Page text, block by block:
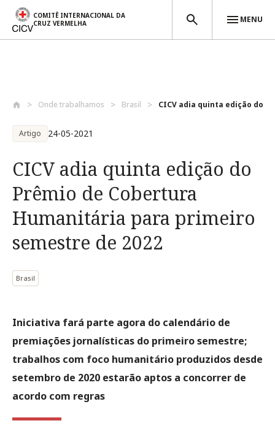
COMITÊ INTERNACIONAL DA
CRUZ VERMELHA
MENU
Onde trabalhamos Brasil CICV adia quinta edição do
Artigo 24-05-2021
CICV adia quinta edição do
Prêmio de Cobertura
Humanitária para primeiro
semestre de 2022
Brasil
Iniciativa fará parte agora do calendário de
premiações jornalísticas do primeiro semestre;
trabalhos com foco humanitário produzidos desde
setembro de 2020 estarão aptos a concorrer de
acordo com regras